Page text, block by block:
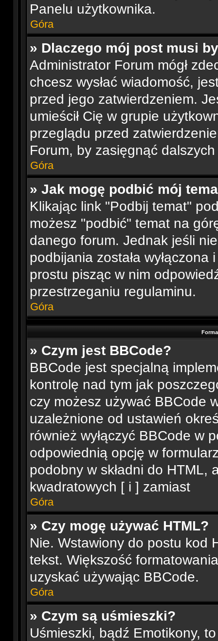
Panelu użytkownika.
Góra
» Dlaczego mój post musi
Administrator Forum mógł
chcesz wysłać wiadomość,
przed jego zatwierdzeniem.
umieścił Cię w grupie
przeglądu przed
Forum, by zasięgnąć
Góra
» Jak mogę podbić mój
Klikając link "Podbij temat"
możesz "podbić" temat na
danego forum. Jednak jeśli
podbijania została
prostu pisząc w nim
przestrzeganiu regulaminu.
Góra
» Czym jest BBCode?
BBCode jest specjalną
kontrolę nad tym jak
czy możesz używać BBCode
uzależnione od ustawień
również wyłączyć BBCode w
odpowiednią opcję w
podobny w składni do HTML,
kwadratowych [ i ] zamiast
Góra
» Czy mogę używać HTML?
Nie. Wstawiony do postu kod
tekst. Większość
uzyskać używając BBCode.
Góra
» Czym są uśmieszki?
Uśmieszki, bądź Emotikony,